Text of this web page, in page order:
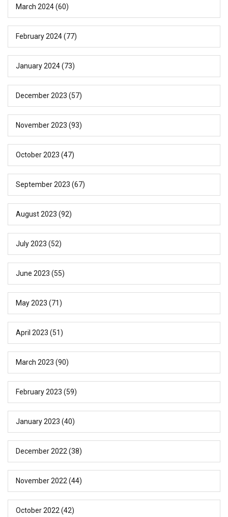
March 2024(60)
February 2024(77)
January 2024(73)
December 2023 (57)
November 2023 (93)
October 2023 (47)
September 2023 (67)
August 2023 (92)
July 2023 (52)
June 2023 (55)
May 2023 (71)
April 2023 (51)
March 2023 (90)
February 2023 (59)
January 2023 (40)
December 2022 (38)
November 2022 (44)
October 2022 (42)